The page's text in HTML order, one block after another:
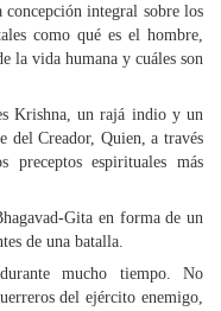
concepción integral sobre los
como qué es el hombre,
la vida humana y cuáles son
Krishna, un rajá indio y un
del Creador, Quien, a través
preceptos espirituales más
Gita en forma de un
de una batalla.
mucho tiempo. No
del ejército enemigo,